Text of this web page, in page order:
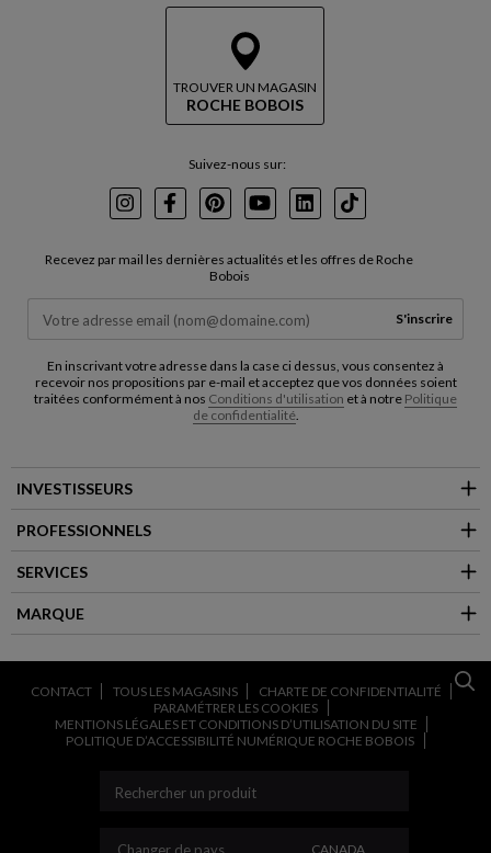
TROUVER UN MAGASIN
ROCHE BOBOIS
Suivez-nous sur:
InstagramFacebookPinterest
YoutubeLinkedInTikTok
Recevez par mail les dernières actualités et les offres de Roche
Bobois
S'inscrire
En inscrivant votre adresse dans la case ci dessus, vous consentez à
recevoir nos propositions par e-mail et acceptez que vos données soient
traitées conformément à nos Conditions d'utilisation et à notre Politique
de confidentialité.
INVESTISSEURS
PROFESSIONNELS
SERVICES
MARQUE
CONTACT TOUS LES MAGASINS
CHARTE DE CONFIDENTIALITÉ
PARAMÉTRER LES COOKIES
MENTIONS LÉGALES ET CONDITIONS D’UTILISATION DU SITE
POLITIQUE D’ACCESSIBILITÉ NUMÉRIQUE ROCHE BOBOIS
Changer de pays CHANGER DE PAYS
CANADA